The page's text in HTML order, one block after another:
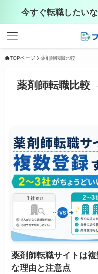
今すぐ転職したい
TOPページ 薬剤師転職比較
薬剤師転職比較
薬剤師転職サイトは
な理由と注意点